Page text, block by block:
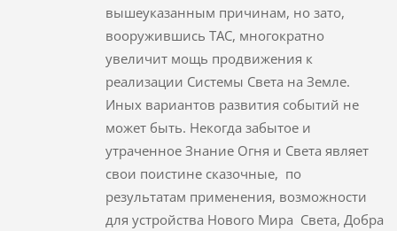
вышеуказанным причинам, но зато,
вооружившись ТАС, многократно
увеличит мощь продвижения к
реализации Системы Света на Земле.
Иных вариантов развития событий не
может быть. Некогда забытое и
утраченное Знание Огня и Света являет
свои поистине сказочные, по
результатам применения, возможности
для устройства Нового Мира Света, Добра